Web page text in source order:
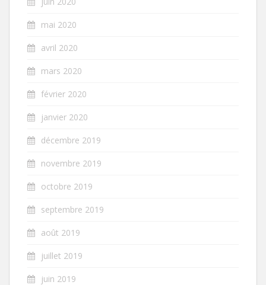
mai 2020
avril 2020
mars 2020
février 2020
janvier 2020
décembre 2019
novembre 2019
octobre 2019
septembre 2019
août 2019
juillet 2019
juin 2019